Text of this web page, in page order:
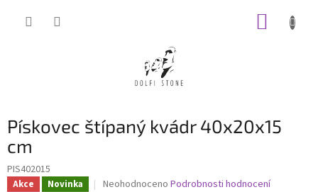
Pískovec štípaný kvádr 40x20x15
cm
PIS402015
Akce Novinka
Průměrné
Neohodnoceno Podrobnosti hodnocení